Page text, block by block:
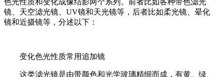
色光性质和变化成像结影两个系列。前者比如各种带色滤光
镜、天空滤光镜、UV镜和天光镜等，后者比如柔光镜、晕化
镜和近摄镜等，分述以下：
变化色光性质常用追加镜
这类滤光镜是由带颜色和光学玻璃精细而成，有黄、绿、